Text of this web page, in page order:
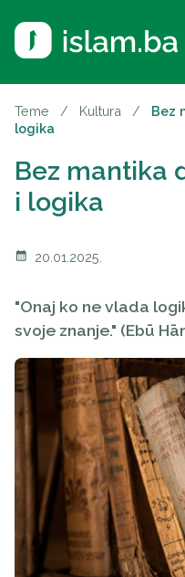
Teme / Kultura /
Bez
logika
Bez mantika
i logika
calendar_month 20.01.2025.
"Onaj ko ne vlada
svoje znanje." (Ebū